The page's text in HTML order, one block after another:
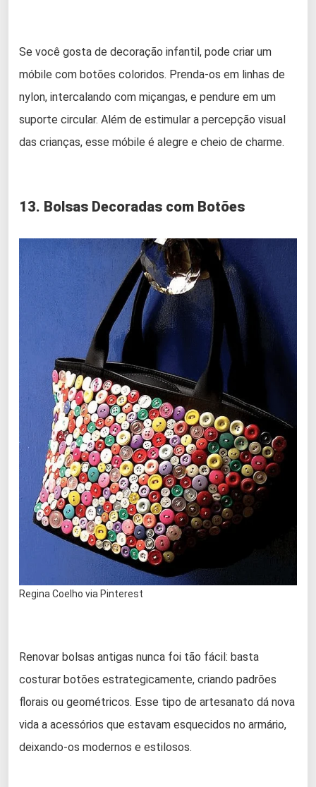
Se você gosta de decoração infantil, pode criar um
móbile com botões coloridos. Prenda-os em linhas de
nylon, intercalando com miçangas, e pendure em um
suporte circular. Além de estimular a percepção visual
das crianças, esse móbile é alegre e cheio de charme.
13. Bolsas Decoradas com Botões
Regina Coelho via Pinterest
Renovar bolsas antigas nunca foi tão fácil: basta
costurar botões estrategicamente, criando padrões
florais ou geométricos. Esse tipo de artesanato dá nova
vida a acessórios que estavam esquecidos no armário,
deixando-os modernos e estilosos.